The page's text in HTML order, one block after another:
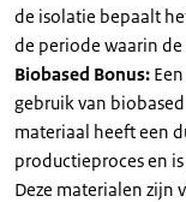
de isolatie bepaalt
de periode waarin
Biobased Bonus:
gebruik van
materiaal heeft een
productieproces en
Deze materialen zijn